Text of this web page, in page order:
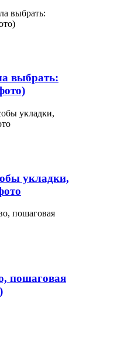
выбрать:
укладки,
пошаговая